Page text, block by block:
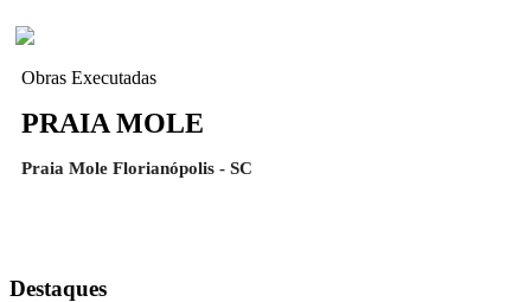
Obras Executadas
PRAIA MOLE
Praia Mole Florianópolis - SC
Destaques